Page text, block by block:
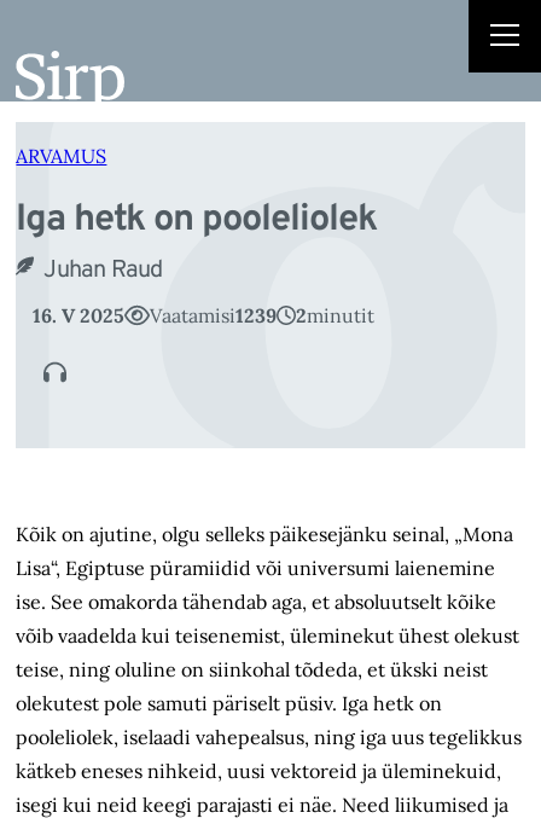
juurde
ARVAMUS
Iga hetk on pooleliolek
Juhan Raud
16. V 2025 Vaatamisi1239 2minutit
Kõik on ajutine, olgu selleks päikesejänku seinal, „Mona
Lisa“, Egiptuse püramiidid või universumi laienemine
ise. See omakorda tähendab aga, et absoluutselt kõike
võib vaadelda kui teisenemist, üleminekut ühest olekust
teise, ning oluline on siinkohal tõdeda, et ükski neist
olekutest pole samuti päriselt püsiv. Iga hetk on
pooleliolek, iselaadi vahepealsus, ning iga uus tegelikkus
kätkeb eneses nihkeid, uusi vektoreid ja üleminekuid,
isegi kui neid keegi parajasti ei näe. Need liikumised ja